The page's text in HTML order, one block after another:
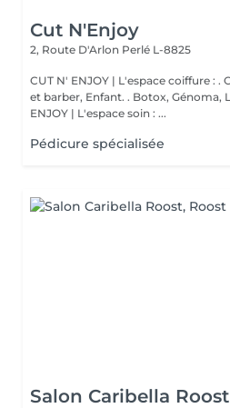
Cut N'Enjoy
2, Route D'Arlon Perlé L-8825
CUT N' ENJOY | L'espace coiffure : . Coiffure Femme, Homme
et barber, Enfant. . Botox, Génoma, Lissage Brésilien. CARE N'
ENJOY | L'espace soin : ...
Pédicure spécialisée
Salon Caribella Roost